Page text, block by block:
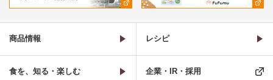
商品情報 レシピ
食を、知る・楽しむ 企業・IR・採用